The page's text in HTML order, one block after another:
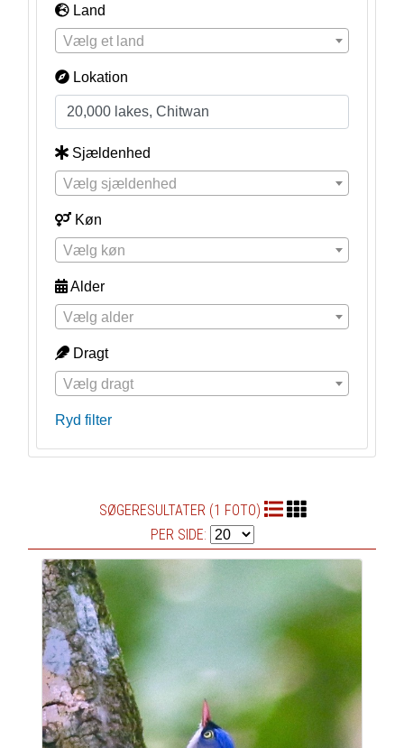
Land
Vælg et land
Lokation
Sjældenhed
Vælg sjældenhed
Køn
Vælg køn
Alder
Vælg alder
Dragt
Vælg dragt
Ryd filter
SØGERESULTATER (1 FOTO)
PER SIDE: